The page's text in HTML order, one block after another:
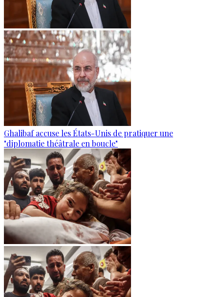
Ghalibaf accuse les États-Unis de pratiquer une
"diplomatie théâtrale en boucle"